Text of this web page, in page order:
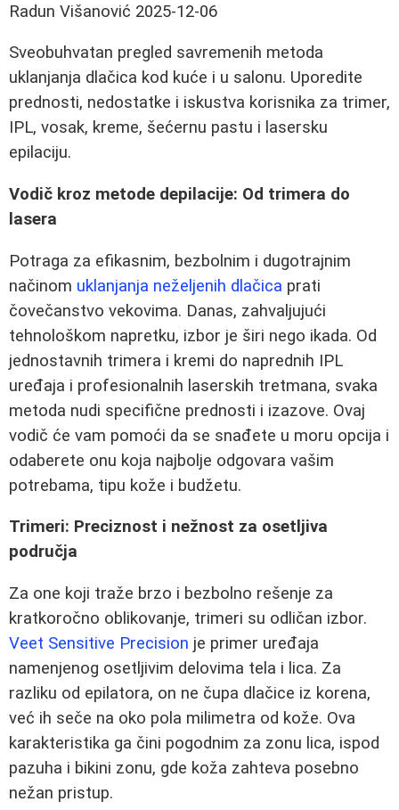
Radun Višanović 2025-12-06
Sveobuhvatan pregled savremenih metoda
uklanjanja dlačica kod kuće i u salonu. Uporedite
prednosti, nedostatke i iskustva korisnika za trimer,
IPL, vosak, kreme, šećernu pastu i lasersku
epilaciju.
Vodič kroz metode depilacije: Od trimera do
lasera
Potraga za efikasnim, bezbolnim i dugotrajnim
načinom uklanjanja neželjenih dlačica prati
čovečanstvo vekovima. Danas, zahvaljujući
tehnološkom napretku, izbor je širi nego ikada. Od
jednostavnih trimera i kremi do naprednih IPL
uređaja i profesionalnih laserskih tretmana, svaka
metoda nudi specifične prednosti i izazove. Ovaj
vodič će vam pomoći da se snađete u moru opcija i
odaberete onu koja najbolje odgovara vašim
potrebama, tipu kože i budžetu.
Trimeri: Preciznost i nežnost za osetljiva
područja
Za one koji traže brzo i bezbolno rešenje za
kratkoročno oblikovanje, trimeri su odličan izbor.
Veet Sensitive Precision je primer uređaja
namenjenog osetljivim delovima tela i lica. Za
razliku od epilatora, on ne čupa dlačice iz korena,
već ih seče na oko pola milimetra od kože. Ova
karakteristika ga čini pogodnim za zonu lica, ispod
pazuha i bikini zonu, gde koža zahteva posebno
nežan pristup.